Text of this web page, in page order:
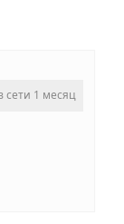
сети 1 месяц